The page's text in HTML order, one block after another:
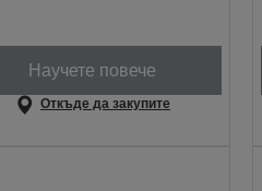
Научете повече
Откъде да закупите